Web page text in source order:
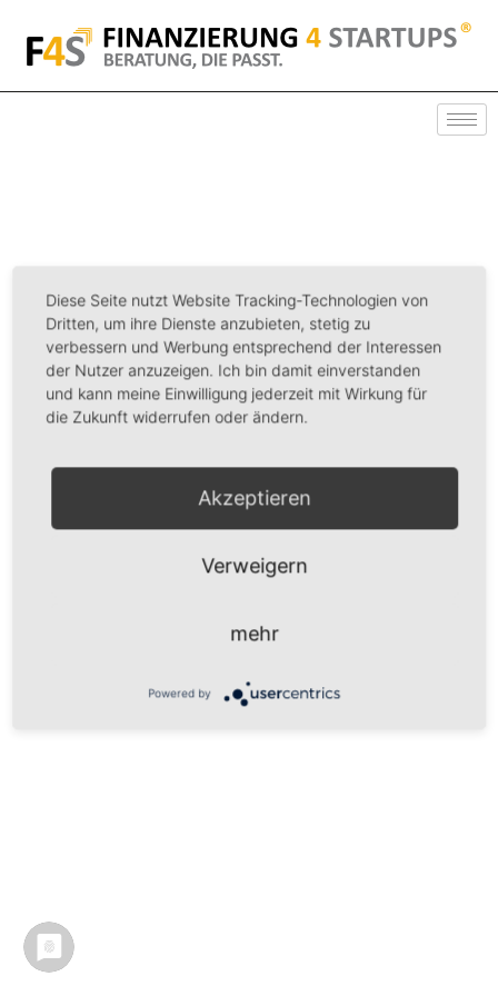
Diese Seite nutzt Website Tracking-Technologien von
Dritten, um ihre Dienste anzubieten, stetig zu
verbessern und Werbung entsprechend der Interessen
der Nutzer anzuzeigen. Ich bin damit einverstanden
und kann meine Einwilligung jederzeit mit Wirkung für
die Zukunft widerrufen oder ändern.
Akzeptieren
Verweigern
mehr
Powered by